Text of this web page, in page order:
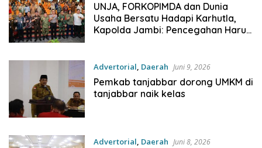
UNJA, FORKOPIMDA dan Dunia
Usaha Bersatu Hadapi Karhutla,
Kapolda Jambi: Pencegahan Harus
Advertorial, Daerah Juni 9, 2026
Pemkab tanjabbar dorong UMKM di
tanjabbar naik kelas
Advertorial, Daerah Juni 8, 2026